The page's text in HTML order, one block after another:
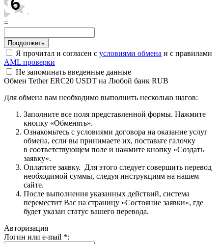
=
Я прочитал и согласен с условиями обмена и с правилами
AML проверки
Не запоминать введенные данные
Обмен Tether ERC20 USDT на Любой банк RUB
Для обмена вам необходимо выполнить несколько шагов:
Заполните все поля представленной формы. Нажмите
кнопку «Обменять».
Ознакомьтесь с условиями договора на оказание услуг
обмена, если вы принимаете их, поставьте галочку
в соответствующем поле и нажмите кнопку «Создать
заявку».
Оплатите заявку. Для этого следует совершить перевод
необходимой суммы, следуя инструкциям на нашем
сайте.
После выполнения указанных действий, система
переместит Вас на страницу «Состояние заявки», где
будет указан статус вашего перевода.
Авторизация
Логин или e-mail *: